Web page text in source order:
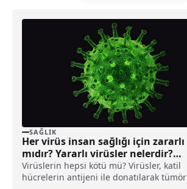
SAĞLIK
Her virüs insan sağlığı için zararlı
mıdır? Yararlı virüsler nelerdir?
Virüs çeşitleri
Virüslerin hepsi kötü mü? Virüsler, katil
hücrelerin antijeni ile donatılarak tümör